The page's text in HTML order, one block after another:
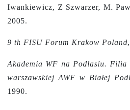
Iwankiewicz, Z Szwarzer, M.
2005.
9 th FISU Forum Krakow Poland
Akademia WF na Podlasiu. Filia
warszawskiej AWF w Białej
1990.